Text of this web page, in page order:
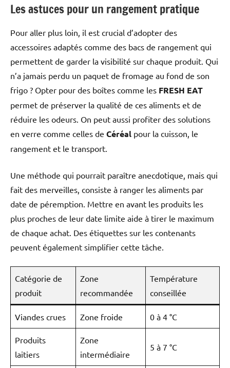
Les astuces pour un rangement pratique
Pour aller plus loin, il est crucial d’adopter des
accessoires adaptés comme des bacs de rangement qui
permettent de garder la visibilité sur chaque produit. Qui
n’a jamais perdu un paquet de fromage au fond de son
frigo ? Opter pour des boîtes comme les FRESH EAT
permet de préserver la qualité de ces aliments et de
réduire les odeurs. On peut aussi profiter des solutions
en verre comme celles de Céréal pour la cuisson, le
rangement et le transport.
Une méthode qui pourrait paraître anecdotique, mais qui
fait des merveilles, consiste à ranger les aliments par
date de péremption. Mettre en avant les produits les
plus proches de leur date limite aide à tirer le maximum
de chaque achat. Des étiquettes sur les contenants
peuvent également simplifier cette tâche.
Catégorie de
produit
Zone
recommandée
Température
conseillée
Viandes crues Zone froide 0 à 4 °C
Produits
laitiers
Zone
intermédiaire
5 à 7 °C